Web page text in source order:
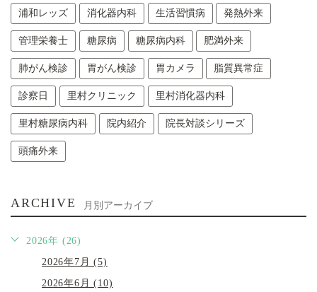
浦和レッズ 消化器内科 生活習慣病 発熱外来
管理栄養士 糖尿病 糖尿病内科 肥満外来
肺がん検診 胃がん検診 胃カメラ 脂質異常症
診察日 里村クリニック 里村消化器内科
里村糖尿病内科 院内紹介 院長対談シリーズ
頭痛外来
ARCHIVE 月別アーカイブ
2026年 (26)
2026年7月 (5)
2026年6月 (10)